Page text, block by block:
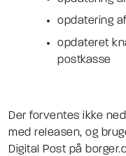
opdatering
opdateret
postkasse
Der forventes ikke
med releasen, og
Digital Post på